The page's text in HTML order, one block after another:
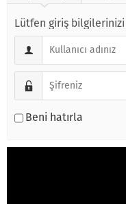
Lütfen giriş bilgilerinizi
Beni hatırla